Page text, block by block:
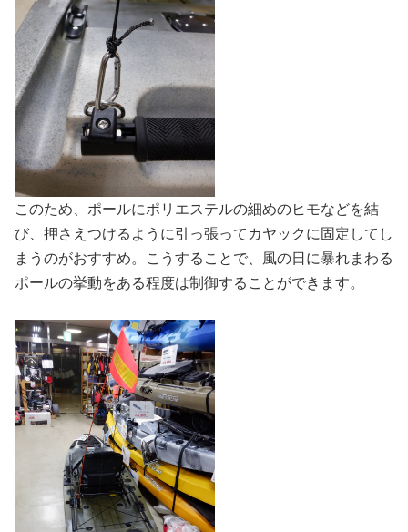
このため、ポールにポリエステルの細めのヒモなどを結
び、押さえつけるように引っ張ってカヤックに固定してし
まうのがおすすめ。こうすることで、風の日に暴れまわる
ポールの挙動をある程度は制御することができます。